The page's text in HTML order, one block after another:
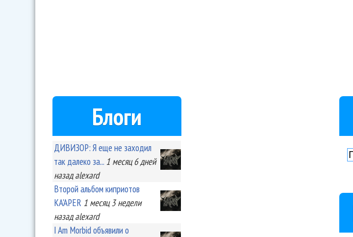
Блоги
ДИВИЗОР: Я еще не заходил
так далеко за... 1 месяц 6 дней
назад alexard
Второй альбом киприотов
KA'APER 1 месяц 3 недели
назад alexard
I Am Morbid объявили о